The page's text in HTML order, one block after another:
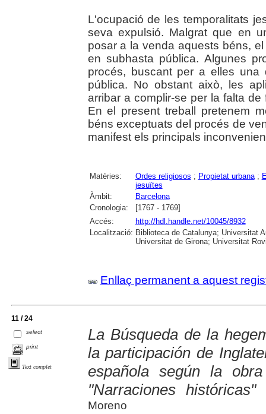
L'ocupació de les temporalitats
seva expulsió. Malgrat que en
posar a la venda aquests béns,
en subhasta pública. Algunes
procés, buscant per a elles una
pública. No obstant això, les
arribar a complir-se per la falta
En el present treball pretenem
béns exceptuats del procés de
manifest els principals
Matèries: Ordes religiosos ; Propietat urbana;
jesuïtes
Àmbit:
Barcelona
Cronologia:
[1767 - 1769]
Accés:
http://hdl.handle.net/10045/8932
Localització: Biblioteca de Catalunya; Universitat
Universitat de Girona; Universitat
Enllaç permanent a aquest
11 / 24
select
print
Text complet
La Búsqueda de la
la participación de
española según la
"Narraciones históricas"
Moreno